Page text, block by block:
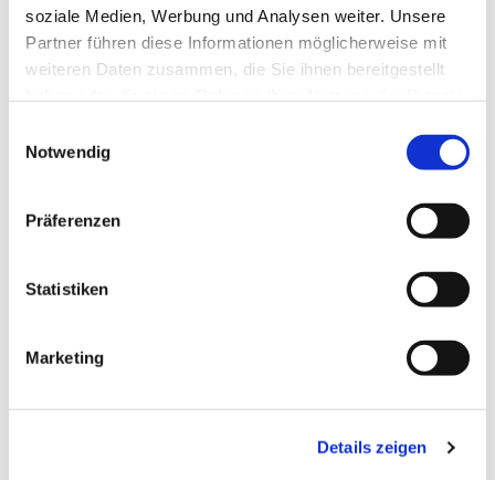
soziale Medien, Werbung und Analysen weiter. Unsere
Partner führen diese Informationen möglicherweise mit
weiteren Daten zusammen, die Sie ihnen bereitgestellt
Notwendig
Präferenzen
Statistiken
Marketing
Details zeigen